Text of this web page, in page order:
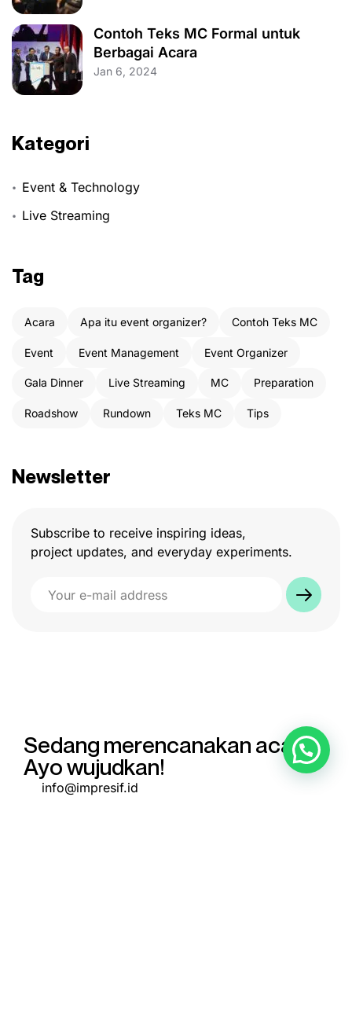
Contoh Teks MC Formal untuk
Berbagai Acara
Jan 6, 2024
Kategori
Event & Technology
Live Streaming
Tag
Acara Apa itu event organizer? Contoh Teks MC
Event Event Management Event Organizer
Gala Dinner Live Streaming MC Preparation
Roadshow Rundown Teks MC Tips
Newsletter
Subscribe to receive inspiring ideas,
project updates, and everyday experiments.
Sedang merencanakan acara?
Ayo wujudkan!
info@impresif.id